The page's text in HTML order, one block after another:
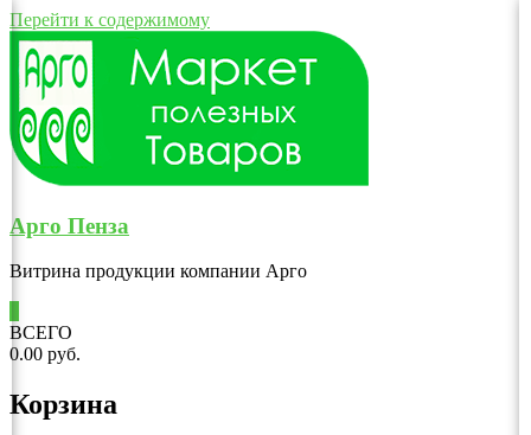
Перейти к содержимому
Арго Пенза
Витрина продукции компании Арго
ВСЕГО
0.00 руб.
Корзина